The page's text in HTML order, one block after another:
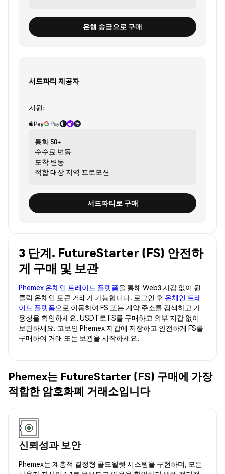
은행 송금으로 구매
서드파티 제공자
지원:
통화 50+
수수료 변동
도착 변동
적합 대상 지역 프로모션
서드파티로 구매
3 단계. FutureStarter (FS) 안전하
게 구매 및 보관
Phemex 온체인 트레이드 플랫폼을 통해 Web3 지갑 없이 원
클릭 온체인 토큰 거래가 가능합니다. 로그인 후 온체인 트레
이드 플랫폼으로 이동하여 FS 또는 계약 주소를 검색하고 가
용성을 확인하세요. USDT로 FS를 구매하고 외부 지갑 없이
보관하세요. 고보안 Phemex 지갑에 저장하고 안전하게 FS를
구매하여 거래 또는 보관을 시작하세요.
Phemex는 FutureStarter (FS) 구매에 가장
적합한 암호화폐 거래소입니다
신뢰성과 보안
Phemex는 계층적 결정형 콜드월렛 시스템을 구현하며, 모든